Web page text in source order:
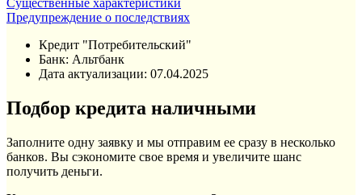
Существенные характеристики
Предупреждение о последствиях
Кредит "Потребительский"
Банк: Альтбанк
Дата актуализации: 07.04.2025
Подбор кредита наличными
Заполните одну заявку и мы отправим ее сразу в несколько
банков. Вы сэкономите свое время и увеличите шанс
получить деньги.